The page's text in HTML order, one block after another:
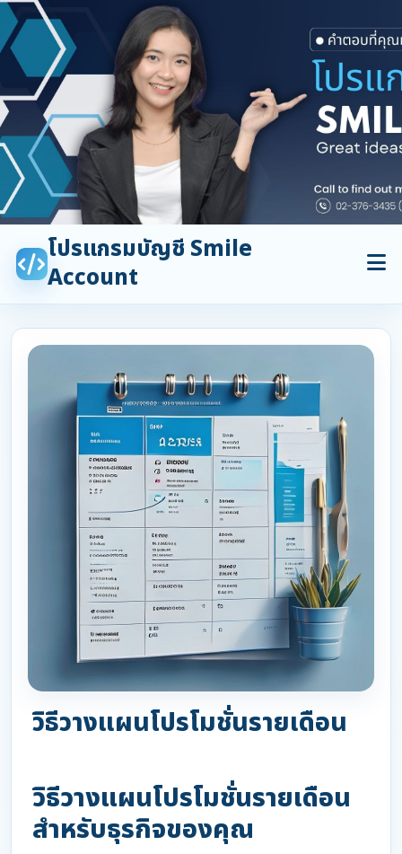
โปรแกรมบัญชี Smile
Account
วิธีวางแผนโปรโมชั่นรายเดือน
วิธีวางแผนโปรโมชั่นรายเดือน
สำหรับธุรกิจของคุณ